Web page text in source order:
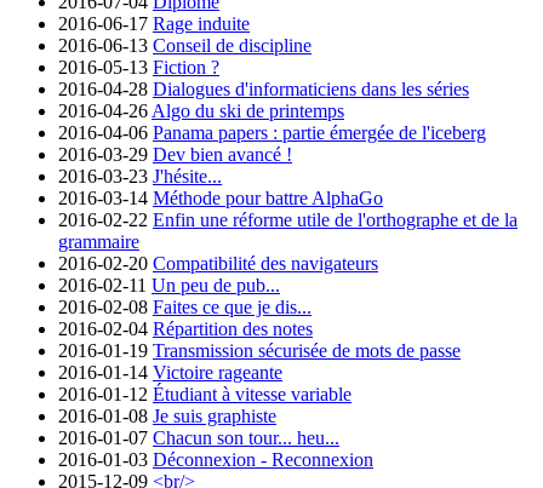
2016-06-17 Rage induite
2016-06-13 Conseil de discipline
2016-05-13 Fiction ?
2016-04-28 Dialogues d'informaticiens dans les séries
2016-04-26 Algo du ski de printemps
2016-04-06 Panama papers : partie émergée de l'iceberg
2016-03-29 Dev bien avancé !
2016-03-23 J'hésite...
2016-03-14 Méthode pour battre AlphaGo
2016-02-22 Enfin une réforme utile de l'orthographe et de la
grammaire
2016-02-20 Compatibilité des navigateurs
2016-02-11 Un peu de pub...
2016-02-08 Faites ce que je dis...
2016-02-04 Répartition des notes
2016-01-19 Transmission sécurisée de mots de passe
2016-01-14 Victoire rageante
2016-01-12 Étudiant à vitesse variable
2016-01-08 Je suis graphiste
2016-01-07 Chacun son tour... heu...
2016-01-03 Déconnexion - Reconnexion
2015-12-09 <br/>